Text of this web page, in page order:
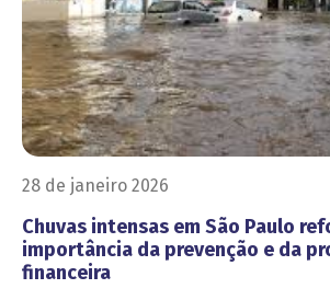
28 de janeiro 2026
Chuvas intensas em São Paulo
importância da prevenção e da
financeira